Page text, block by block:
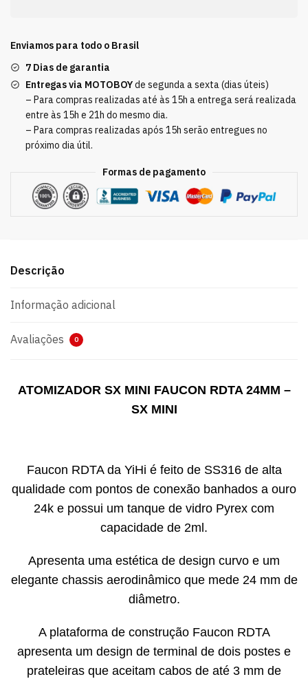
Enviamos para todo o Brasil
7 Dias de garantia
Entregas via MOTOBOYde segunda a sexta (dias úteis)
– Para compras realizadas até às 15h a entrega será realizada
entre às 15h e 21h do mesmo dia.
– Para compras realizadas após 15h serão entregues no
próximo dia útil.
Formas de pagamento
Descrição
Informação adicional
Avaliações 0
ATOMIZADOR SX MINI FAUCON RDTA 24MM –
SX MINI
Faucon RDTA da YiHi é feito de SS316 de alta
qualidade com pontos de conexão banhados a ouro
24k e possui um tanque de vidro Pyrex com
capacidade de 2ml.
Apresenta uma estética de design curvo e um
elegante chassis aerodinâmico que mede 24 mm de
diâmetro.
A plataforma de construção Faucon RDTA
apresenta um design de terminal de dois postes e
prateleiras que aceitam cabos de até 3 mm de